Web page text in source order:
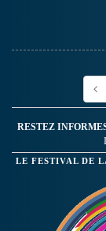
RESTEZ
LE FESTIVAL DE